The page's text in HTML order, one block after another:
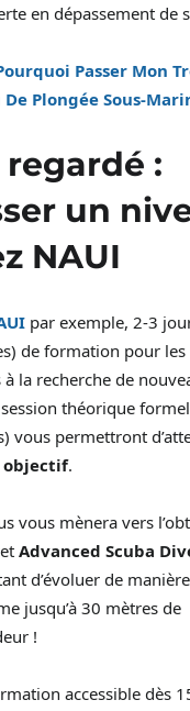
en dépassement de
Passer Mon
Plongée Sous-
regardé :
un
NAUI
par exemple, 2-3
de formation pour
la recherche de
théorique
vous permettront
objectif.
vous mènera vers
Advanced Scuba
d’évoluer de manière
jusqu’à 30 mètres de
!
accessible dès